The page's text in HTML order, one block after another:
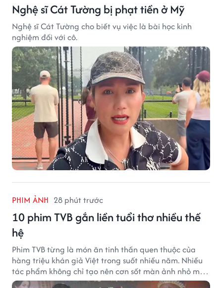
Nghệ sĩ Cát Tường bị phạt tiền ở Mỹ
Nghệ sĩ Cát Tường cho biết vụ việc là bài học kinh
nghiệm đối với cô.
PHIM ẢNH 28 phút trước
10 phim TVB gắn liền tuổi thơ nhiều thế
hệ
Phim TVB từng là món ăn tinh thần quen thuộc của
hàng triệu khán giả Việt trong suốt nhiều năm. Nhiều
tác phẩm không chỉ tạo nên cơn sốt màn ảnh nhỏ mà
còn trở thành ký ức khó quên của cả một thế hệ.